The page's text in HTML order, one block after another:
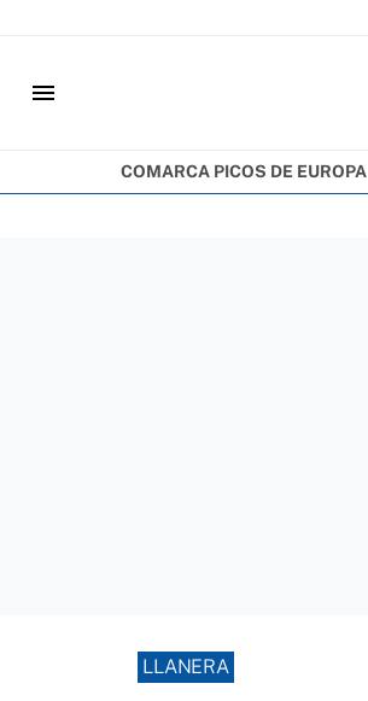
menu
COMARCA PICOS DE EUROPA
LLANERA